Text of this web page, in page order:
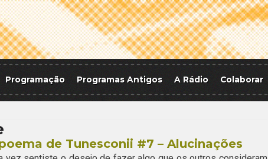
Programação Programas Antigos A Rádio Colaborar
de Tunesconii #7 – Alucinações